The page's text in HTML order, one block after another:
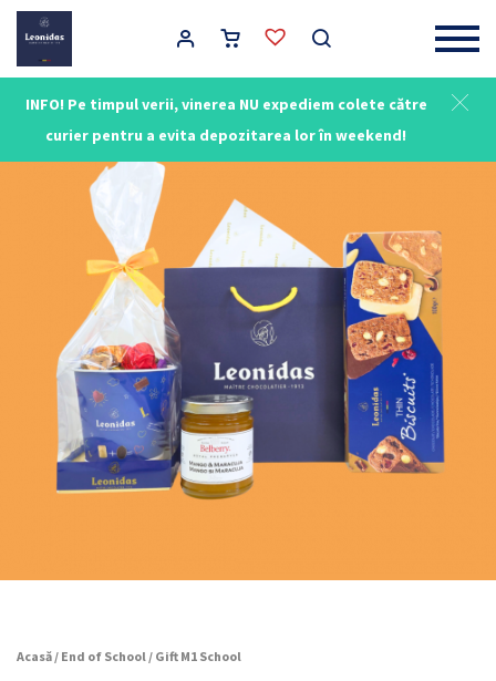
INFO! Pe timpul verii, vinerea NU expediem colete către
curier pentru a evita depozitarea lor în weekend!
Main Navigation
Acasă / End of School / Gift M1 School